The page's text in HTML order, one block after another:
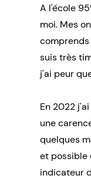
A l'école
moi. Mes
comprends
suis très
j'ai peur
En 2022
une
quelques
et possible
indicateur